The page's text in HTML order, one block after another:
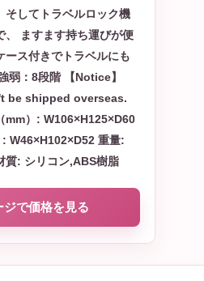
そしてトラベルロック機
、 ますます持ち運びが便
ース付きでトラベルにも
弱：8段階 【Notice】
be shipped overseas.
mm）: W106×H125×D60
W46×H102×D52 重量:
質: シリコン,ABS樹脂
ジで価格を見る